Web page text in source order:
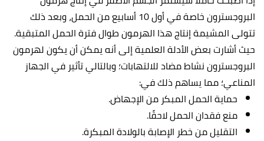
البروجسترون خاصة في أول 10 أسابيع من الحمل، وبعد ذلك
تتولى المشيمة إنتاج هذا الهرمون طوال فترة الحمل المتبقية.
حيث أشارت بعض الأدلة العلمية إلى أنه يمكن أن يكون لهرمون
البروجسترون نشاط مضاد للالتهابات؛ وبالتالي تأثير في الجهاز
المناعي؛ مما يساهم ذلك في:
حماية الحمل المبكر من الإجهاض.
منع فقدان الحمل لاحقًا.
التقليل من خطر الإصابة بالولادة المبكرة.